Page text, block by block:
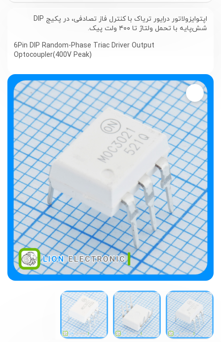
اپتوایزولاتور درایور تریاک با کنترل فاز تصادفی، در پکیج DIP
شش‌پایه با تحمل ولتاژ تا ۴۰۰ ولت پیک.
6Pin DIP Random-Phase Triac Driver Output
Optocoupler(400V Peak)